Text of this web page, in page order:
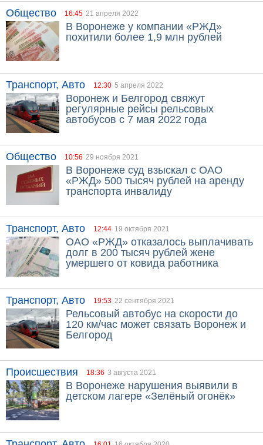
Общество 16:45 21 апреля 2022
В Воронеже у компании «РЖД»
похитили более 1,9 млн рублей
Транспорт, Авто 12:30 5 апреля 2022
Воронеж и Белгород свяжут
регулярные рейсы рельсовых
автобусов с 7 мая 2022 года
Общество 10:56 29 ноября 2021
В Воронеже суд взыскал с ОАО
«РЖД» 500 тысяч рублей на аренду
транспорта инвалиду
Транспорт, Авто 12:44 19 октября 2021
ОАО «РЖД» отказалось выплачивать
долг в 200 тысяч рублей жене
умершего от ковида работника
Транспорт, Авто 19:53 22 сентября 2021
Рельсовый автобус на скорости до
120 км/час может связать Воронеж и
Белгород
Происшествия 18:36 3 августа 2021
В Воронеже нарушения выявили в
детском лагере «Зелёный огонёк»